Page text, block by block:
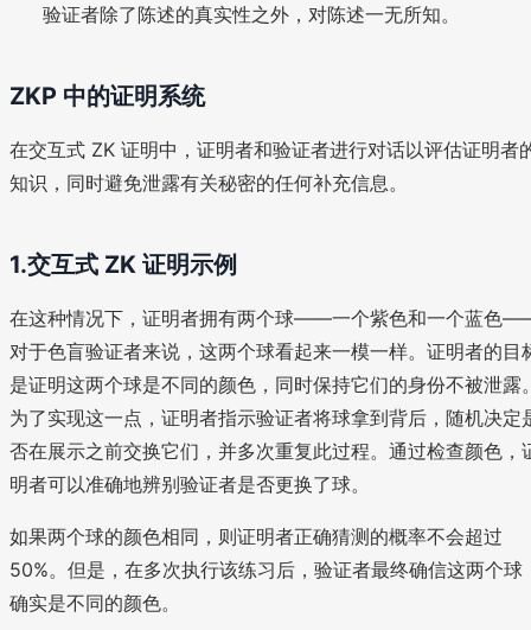
验证者除了陈述的真实性之外，对陈述一无所知。
ZKP 中的证明系统
在交互式 ZK 证明中，证明者和验证者进行对话以评估证明者
知识，同时避免泄露有关秘密的任何补充信息。
1.交互式 ZK 证明示例
在这种情况下，证明者拥有两个球——一个紫色和一个蓝色
对于色盲验证者来说，这两个球看起来一模一样。证明者的目
是证明这两个球是不同的颜色，同时保持它们的身份不被泄露
为了实现这一点，证明者指示验证者将球拿到背后，随机决定
否在展示之前交换它们，并多次重复此过程。通过检查颜色，
明者可以准确地辨别验证者是否更换了球。
如果两个球的颜色相同，则证明者正确猜测的概率不会超过
50%。但是，在多次执行该练习后，验证者最终确信这两个球
确实是不同的颜色。